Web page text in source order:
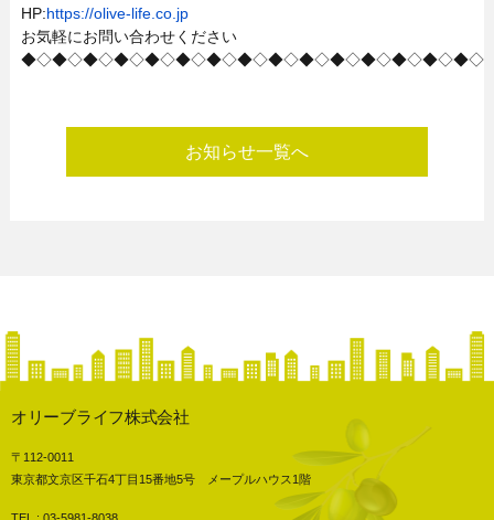
HP:https://olive-life.co.jp
お気軽にお問い合わせください
◆◇◆◇◆◇◆◇◆◇◆◇◆◇◆◇◆◇◆◇◆◇◆◇◆◇◆◇◆◇
お知らせ一覧へ
オリーブライフ株式会社
〒112-0011
東京都文京区千石4丁目15番地5号 メープルハウス1階